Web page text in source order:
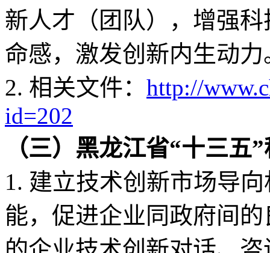
新人才（团队），增强
命感，激发创新内生动力
2. 相关文件： http://
id=202
（三）黑龙江省“十三五
1. 建立技术创新市场导
能，促进企业同政府间